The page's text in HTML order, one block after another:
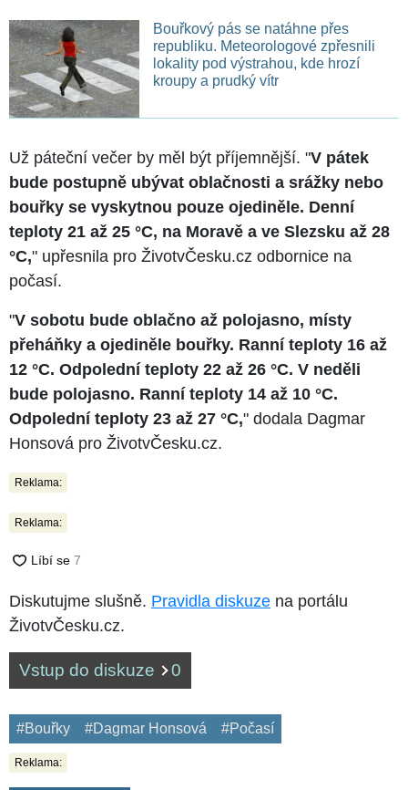
Bouřkový pás se natáhne přes
republiku. Meteorologové zpřesnili
lokality pod výstrahou, kde hrozí
kroupy a prudký vítr
Už páteční večer by měl být příjemnější. "V pátek
bude postupně ubývat oblačnosti a srážky nebo
bouřky se vyskytnou pouze ojediněle. Denní
teploty 21 až 25 °C, na Moravě a ve Slezsku až 28
°C," upřesnila pro ŽivotvČesku.cz odbornice na
počasí.
"V sobotu bude oblačno až polojasno, místy
přeháňky a ojediněle bouřky. Ranní teploty 16 až
12 °C. Odpolední teploty 22 až 26 °C. V neděli
bude polojasno. Ranní teploty 14 až 10 °C.
Odpolední teploty 23 až 27 °C," dodala Dagmar
Honsová pro ŽivotvČesku.cz.
Reklama:
Reklama:
Diskutujme slušně. Pravidla diskuze na portálu
ŽivotvČesku.cz.
Vstup do diskuze 0
#Bouřky #Dagmar Honsová #Počasí
Reklama: